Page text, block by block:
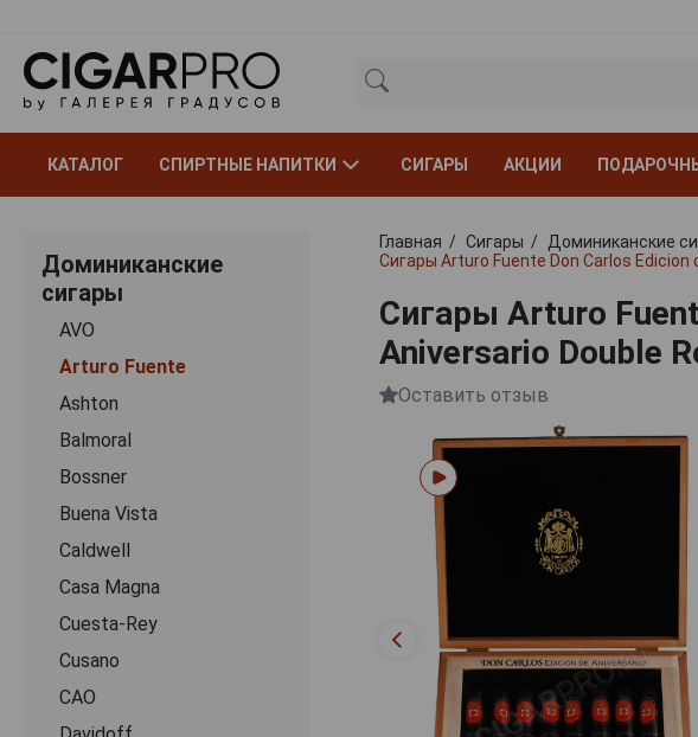
КАТАЛОГ СПИРТНЫЕ НАПИТКИ СИГАРЫ АКЦИИ
Доминиканские
сигары
AVO
Arturo Fuente
Ashton
Balmoral
Bossner
Buena Vista
Caldwell
Casa Magna
Cuesta-Rey
Cusano
CАО
Главная Сигары Доминиканские
Сигары Arturo Fuente Don Carlos
Сигары Arturo
Aniversario Double
Оставить отзыв